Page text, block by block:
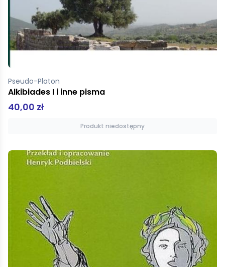
Pseudo-Platon
Alkibiades I i inne pisma
40,00 zł
Produkt niedostępny